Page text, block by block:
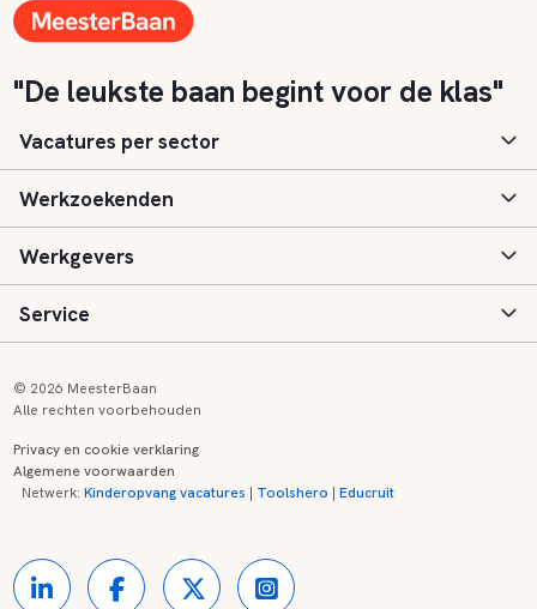
"De leukste baan begint voor de klas"
Vacatures per sector
Basisonderwijs
Speciaal (basis) onderwijs
Voortgezet onderwijs
Kinderopvang
Werkzoekenden
Aanmelden
Vacatures
Zij-instroom informatie
Onderwijsregio's
Werkgevers
Inloggen
Registreren
Contact
Service
Onderwijs links
Partners
© 2026 MeesterBaan
Alle rechten voorbehouden
Privacy en cookie verklaring
Algemene voorwaarden
Netwerk:Kinderopvang vacatures | Toolshero |Educruit